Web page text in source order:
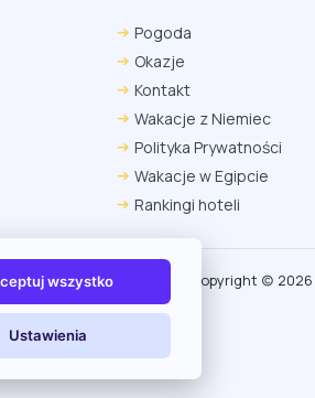
Pogoda
Okazje
Kontakt
Wakacje z Niemiec
Polityka Prywatności
Wakacje w Egipcie
Rankingi hoteli
Copyright (c)
wszystko
Ustawienia